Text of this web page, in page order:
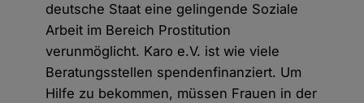
deutsche Staat eine gelingende Soziale
Arbeit im Bereich Prostitution
verunmöglicht. Karo e.V. ist wie viele
Beratungsstellen spendenfinanziert. Um
Hilfe zu bekommen, müssen Frauen in der